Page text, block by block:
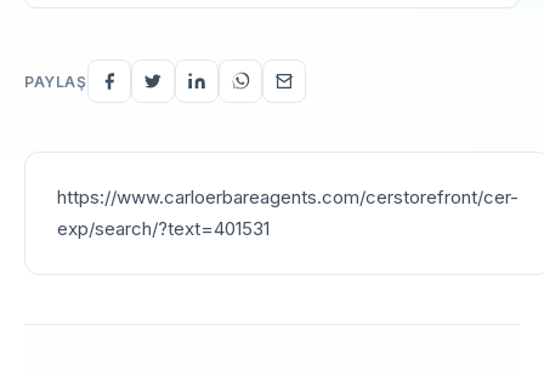
PAYLAŞ
https://www.carloerbareagents.com/cerstorefront/cer-
exp/search/?text=401531